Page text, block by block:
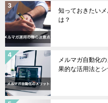
知っておきたい
は？
メルマガ自動化
果的な活用法と